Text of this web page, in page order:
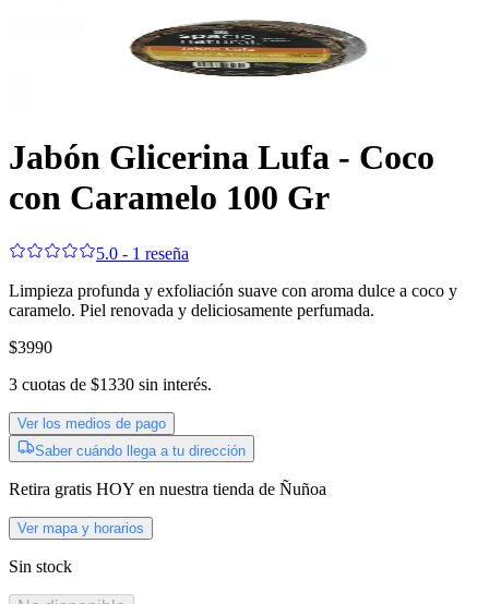
Jabón Glicerina Lufa - Coco
con Caramelo 100 Gr
5.0 - 1 reseña
Limpieza profunda y exfoliación suave con aroma dulce a coco y
caramelo. Piel renovada y deliciosamente perfumada.
$3990
3 cuotas de $1330 sin interés.
Ver los medios de pago
Saber cuándo llega a tu dirección
Retira gratis HOY en nuestra tienda de Ñuñoa
Ver mapa y horarios
Sin stock